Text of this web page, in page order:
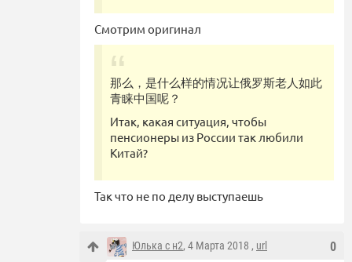
Смотрим оригинал
那么，是什么样的情况让俄罗斯老人如此
青睐中国呢？
Итак, какая ситуация, чтобы
пенсионеры из России так любили
Китай?
Так что не по делу выступаешь
0
Юлька с н2, 4 Марта 2018 , url